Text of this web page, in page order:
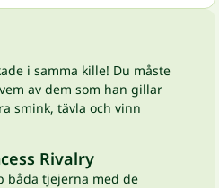
i samma kille! Du måste
av dem som han gillar
smink, tävla och vinn
Rivalry
båda tjejerna med de